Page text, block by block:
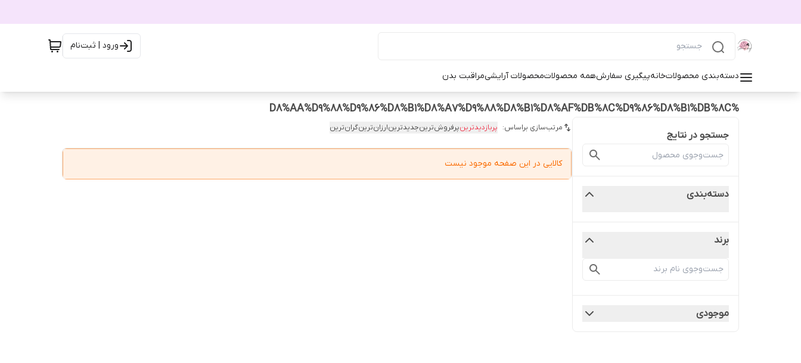
ورود | ثبت‌نام
دسته‌بندی محصولاتخانهپیگیری سفارشهمه محصولاتمحصولات آرایشیمراقبت بدن
%D8%AA%D9%88%D9%86%D8%B1%D8%A7%D9%88%D8%B1%D8%AF%DB%8C%D9%86%D8%B1%DB%8C
جستجو در نتایج
دسته‌بندی
برند
موجودی
مرتب‌سازی براساس: پربازدیدترینپرفروش‌ترینجدیدترینارزان‌ترینگران‌ترین
کالایی در این صفحه موجود نیست